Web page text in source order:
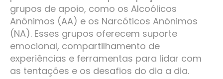
grupos de apoio, como os Alcoólicos
Anônimos (AA) e os Narcóticos Anônimos
(NA). Esses grupos oferecem suporte
emocional, compartilhamento de
experiências e ferramentas para lidar com
as tentações e os desafios do dia a dia.